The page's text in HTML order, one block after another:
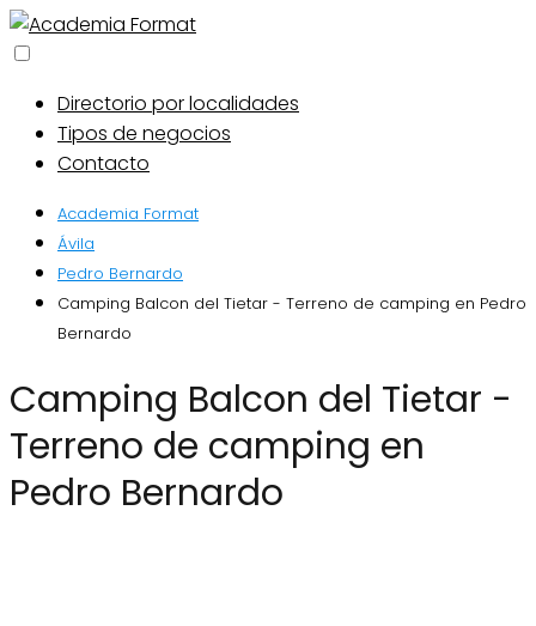
Directorio por localidades
Tipos de negocios
Contacto
Academia Format
Ávila
Pedro Bernardo
Camping Balcon del Tietar - Terreno de camping en Pedro
Bernardo
Camping Balcon del Tietar -
Terreno de camping en
Pedro Bernardo